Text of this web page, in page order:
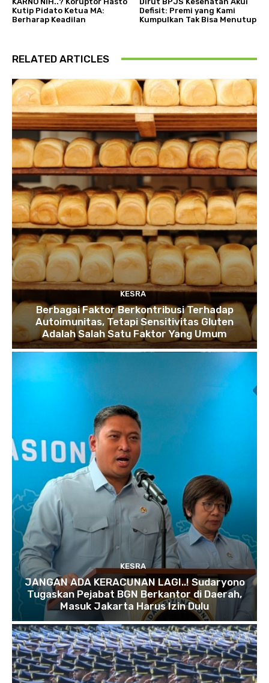
Kutip Pidato Ketua MA:
Berharap Keadilan
Defisit: Premi yang Kami
Kumpulkan Tak Bisa Menutup
RELATED ARTICLES
KESRA
Berbagai Faktor Berkontribusi Terhadap
Autoimunitas, Tetapi Sensitivitas Gluten
Adalah Salah Satu Faktor Yang Umum
KESRA
JANGAN ADA KERACUNAN LAGI..! Sudaryono
Tugaskan Pejabat BGN Berkantor di Daerah,
Masuk Jakarta Harus Izin Dulu